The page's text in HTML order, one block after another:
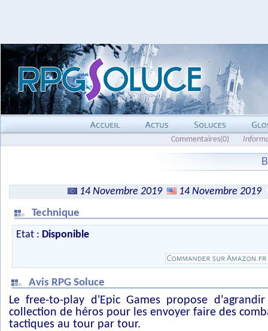
Commentaires(0)
14 Novembre 2019
14 Novembre 2019
Technique
Etat : Disponible
Avis RPG Soluce
Le free-to-play d'Epic Games propose
collection de héros pour les envoyer faire des
tactiques au tour par tour.